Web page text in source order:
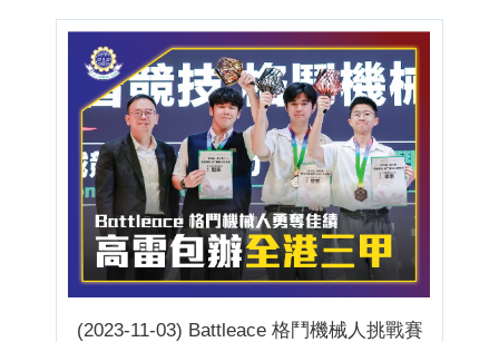
(2023-11-03) Battleace 格鬥機械人挑戰賽